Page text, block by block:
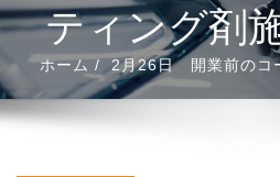
ッ
ティング剤
ホーム 2月26日 開業前のコ